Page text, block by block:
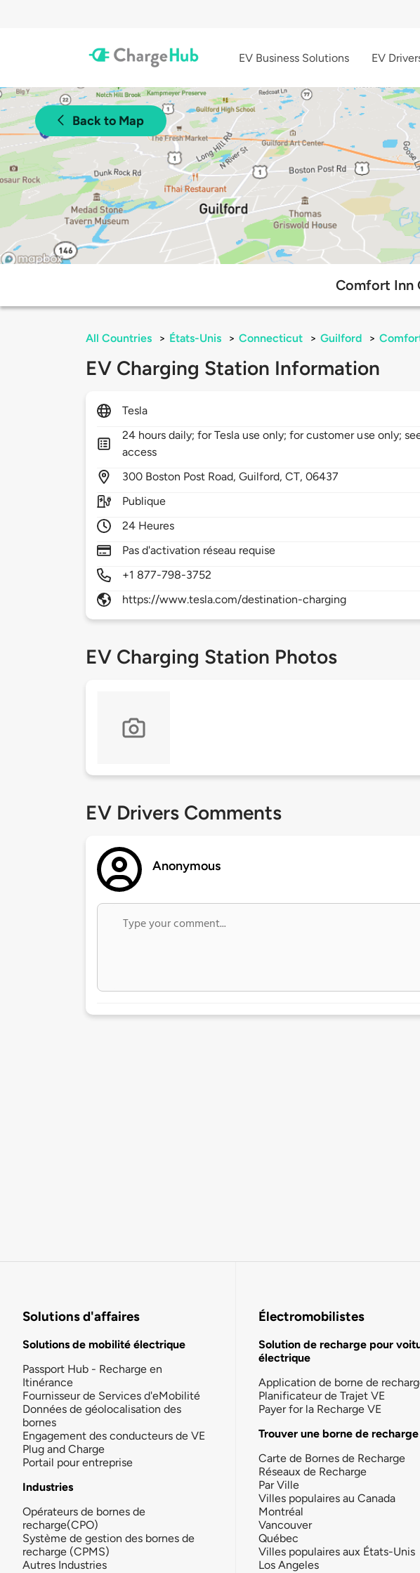
EV Business Solutions EV
Back to Map
Comfort Inn
All Countries > États-Unis > Connecticut > Guilford >
EV Charging Station Information
Tesla
24 hours daily; for Tesla use only; for customer use only;
access
300 Boston Post Road,Guilford,CT,06437
Publique
24 Heures
Pas d'activation réseau requise
+1 877-798-3752
https://www.tesla.com/destination-charging
EV Charging Station Photos
EV Drivers Comments
Anonymous
Solutions d'affaires
Solutions de mobilité électrique
Passport Hub - Recharge en
Itinérance
Fournisseur de Services d'eMobilité
Données de géolocalisation des
bornes
Engagement des conducteurs de VE
Plug and Charge
Portail pour entreprise
Industries
Opérateurs de bornes de
recharge(CPO)
Système de gestion des bornes de
recharge (CPMS)
Autres Industries
Électromobilistes
Solution de recharge pour
électrique
Application de borne de
Planificateur de Trajet VE
Payer for la Recharge VE
Trouver une borne de recharge
Carte de Bornes de Recharge
Réseaux de Recharge
Par Ville
Villes populaires au Canada
Montréal
Vancouver
Québec
Villes populaires aux États-Unis
Los Angeles